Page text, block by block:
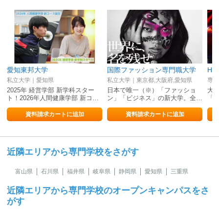
愛知東邦大学
私立大学｜愛知県
2025年 経営学部 新学科スター
ト！2026年人間健康学部 新コ…
資料請求カートに追加
国際ファッション専門職大学
私立大学｜東京都,大阪府,愛知県
日本で唯一（※）「ファッショ
ン」「ビジネス」の新大学。全…
資料請求カートに追加
専
大
「
近隣エリアから専門学校をさがす
富山県 石川県 福井県 岐阜県 静岡県 愛知県 三重県
近隣エリアから専門学校のオープンキャンパスをさ
がす